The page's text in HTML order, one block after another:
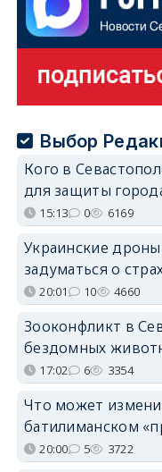
Выбор
Кого в
для защиты
15:13 0 6169
Украинские
задуматься о
20:01 10 4660
Зооконфликт в
бездомных
17:02 6 3354
Что может
батилиманском
20:00 5 3722